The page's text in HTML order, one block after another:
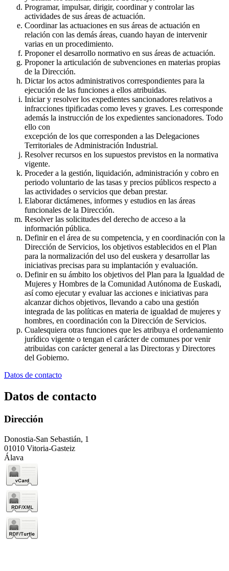
Programar, impulsar, dirigir, coordinar y controlar las
actividades de sus áreas de actuación.
Coordinar las actuaciones en sus áreas de actuación en
relación con las demás áreas, cuando hayan de intervenir
varias en un procedimiento.
Proponer el desarrollo normativo en sus áreas de actuación.
Proponer la articulación de subvenciones en materias propias
de la Dirección.
Dictar los actos administrativos correspondientes para la
ejecución de las funciones a ellos atribuidas.
Iniciar y resolver los expedientes sancionadores relativos a
infracciones tipificadas como leves y graves. Les corresponde
además la instrucción de los expedientes sancionadores. Todo
ello con
excepción de los que corresponden a las Delegaciones
Territoriales de Administración Industrial.
Resolver recursos en los supuestos previstos en la normativa
vigente.
Proceder a la gestión, liquidación, administración y cobro en
periodo voluntario de las tasas y precios públicos respecto a
las actividades o servicios que deban prestar.
Elaborar dictámenes, informes y estudios en las áreas
funcionales de la Dirección.
Resolver las solicitudes del derecho de acceso a la
información pública.
Definir en el área de su competencia, y en coordinación con la
Dirección de Servicios, los objetivos establecidos en el Plan
para la normalización del uso del euskera y desarrollar las
iniciativas precisas para su implantación y evaluación.
Definir en su ámbito los objetivos del Plan para la Igualdad de
Mujeres y Hombres de la Comunidad Autónoma de Euskadi,
así como ejecutar y evaluar las acciones e iniciativas para
alcanzar dichos objetivos, llevando a cabo una gestión
integrada de las políticas en materia de igualdad de mujeres y
hombres, en coordinación con la Dirección de Servicios.
Cualesquiera otras funciones que les atribuya el ordenamiento
jurídico vigente o tengan el carácter de comunes por venir
atribuidas con carácter general a las Directoras y Directores
del Gobierno.
Datos de contacto
Datos de contacto
Dirección
Donostia-San Sebastián, 1
01010 Vitoria-Gasteiz
Álava